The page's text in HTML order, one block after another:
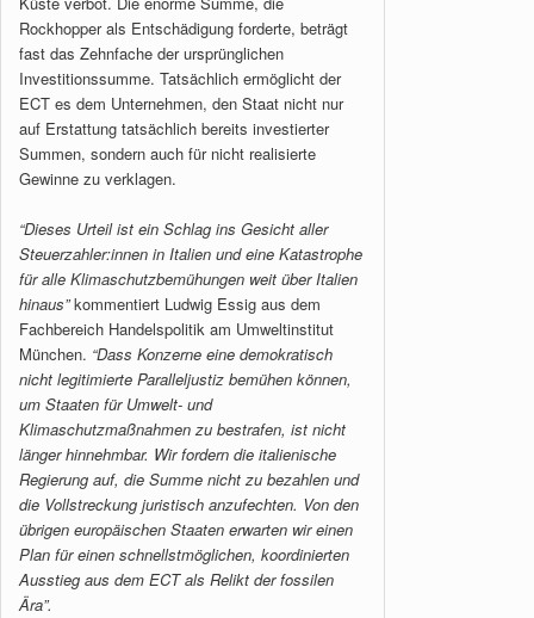
Rockhopper als Entschädigung forderte, beträgt
fast das Zehnfache der ursprünglichen
Investitionssumme. Tatsächlich ermöglicht der
ECT es dem Unternehmen, den Staat nicht nur
auf Erstattung tatsächlich bereits investierter
Summen, sondern auch für nicht realisierte
Gewinne zu verklagen.
“Dieses Urteil ist ein Schlag ins Gesicht aller
Steuerzahler:innen in Italien und eine Katastrophe
für alle Klimaschutzbemühungen weit über Italien
hinaus”kommentiert Ludwig Essig aus dem
Fachbereich Handelspolitik am Umweltinstitut
München. “Dass Konzerne eine demokratisch
nicht legitimierte Paralleljustiz bemühen können,
um Staaten für Umwelt- und
Klimaschutzmaßnahmen zu bestrafen, ist nicht
länger hinnehmbar. Wir fordern die italienische
Regierung auf, die Summe nicht zu bezahlen und
die Vollstreckung juristisch anzufechten. Von den
übrigen europäischen Staaten erwarten wir einen
Plan für einen schnellstmöglichen, koordinierten
Ausstieg aus dem ECT als Relikt der fossilen
Ära”.